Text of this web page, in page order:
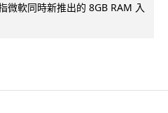
微軟同時新推出的 8GB RAM 入